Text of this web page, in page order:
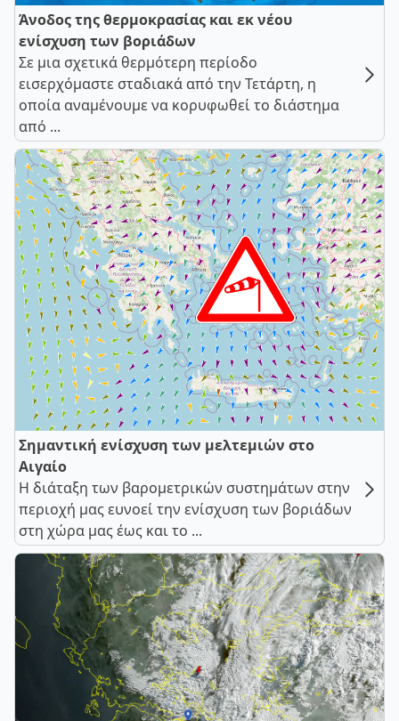
Άνοδος της θερμοκρασίας και εκ νέου
ενίσχυση των βοριάδων
Σε μια σχετικά θερμότερη περίοδο
εισερχόμαστε σταδιακά από την Τετάρτη, η
οποία αναμένουμε να κορυφωθεί το διάστημα
από ...
Σημαντική ενίσχυση των μελτεμιών στο
Αιγαίο
Η διάταξη των βαρομετρικών συστημάτων στην
περιοχή μας ευνοεί την ενίσχυση των βοριάδων
στη χώρα μας έως και το ...